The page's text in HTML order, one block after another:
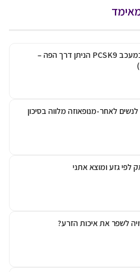
מחקר מבוקר־פלצבו במעכב PCSK9 הניתן דרך הפה –
לנשים לאחר-מנופאוזה מלווה בסיכון
לפי גזע ומוצא אתני
לשפר את איכות הזרע?